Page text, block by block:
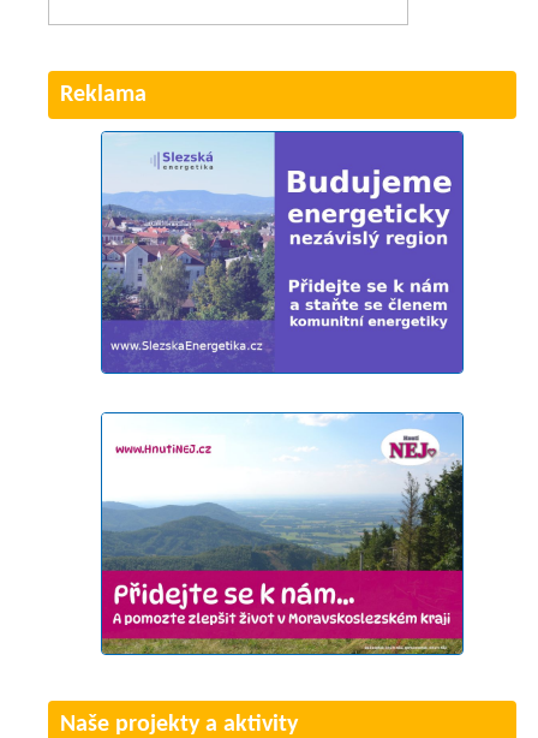
Reklama
Naše projekty a aktivity